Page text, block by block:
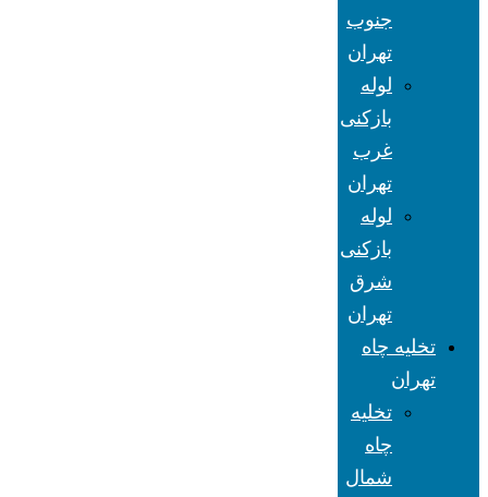
جنوب
تهران
لوله
بازکنی
غرب
تهران
لوله
بازکنی
شرق
تهران
تخلیه چاه
تهران
تخلیه
چاه
شمال